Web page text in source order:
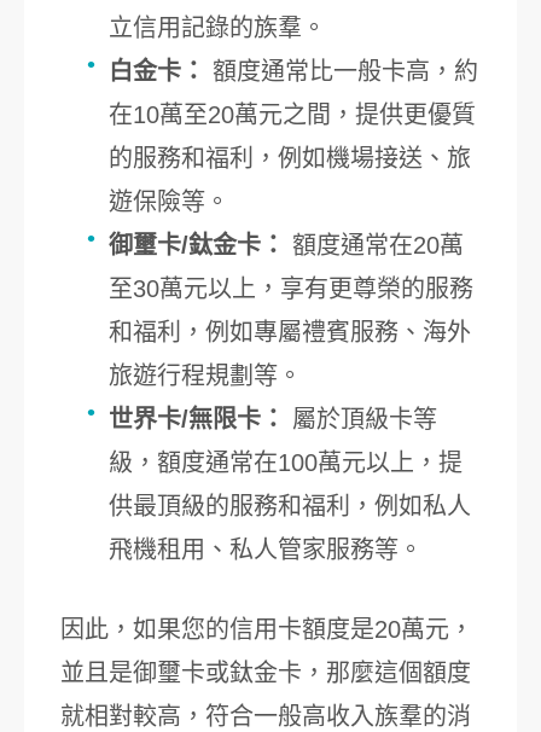
立信用記錄的族羣。
白金卡：
額度通常比一般卡高，約
在10萬至20萬元之間，提供更優質
的服務和福利，例如機場接送、旅
遊保險等。
御璽卡/鈦金卡：
額度通常在20萬
至30萬元以上，享有更尊榮的服務
和福利，例如專屬禮賓服務、海外
旅遊行程規劃等。
世界卡/無限卡：
屬於頂級卡等
級，額度通常在100萬元以上，提
供最頂級的服務和福利，例如私人
飛機租用、私人管家服務等。
因此，如果您的信用卡額度是20萬元，
並且是御璽卡或鈦金卡，那麼這個額度
就相對較高，符合一般高收入族羣的消